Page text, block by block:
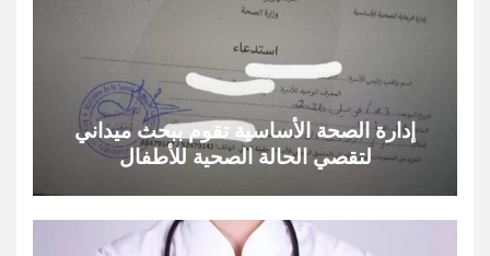
إدارة الصحة الأساسية تقوم ببحث ميداني
لتقصي الحالة الصحية للأطفال